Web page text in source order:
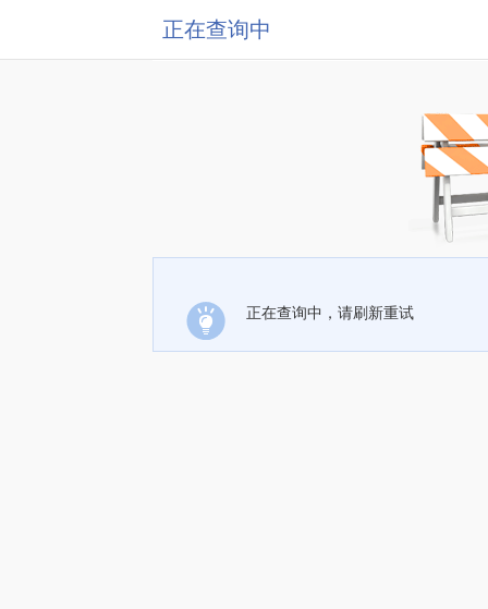
正在查询中
正在查询中，请刷新重试